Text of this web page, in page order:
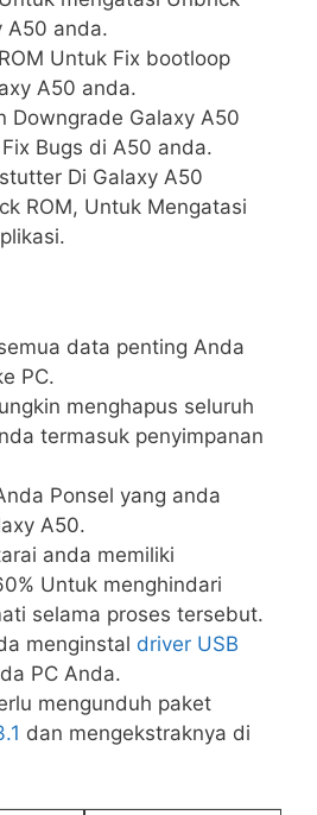
A50 anda.
Untuk Fix bootloop
A50 anda.
Downgrade Galaxy A50
Bugs di A50 anda.
Di Galaxy A50
ROM, Untuk Mengatasi
data penting Anda
PC.
menghapus seluruh
termasuk penyimpanan
Ponsel yang anda
A50.
anda memiliki
Untuk menghindari
selama proses tersebut.
menginstal driver USB
PC Anda.
mengunduh paket
dan mengekstraknya di